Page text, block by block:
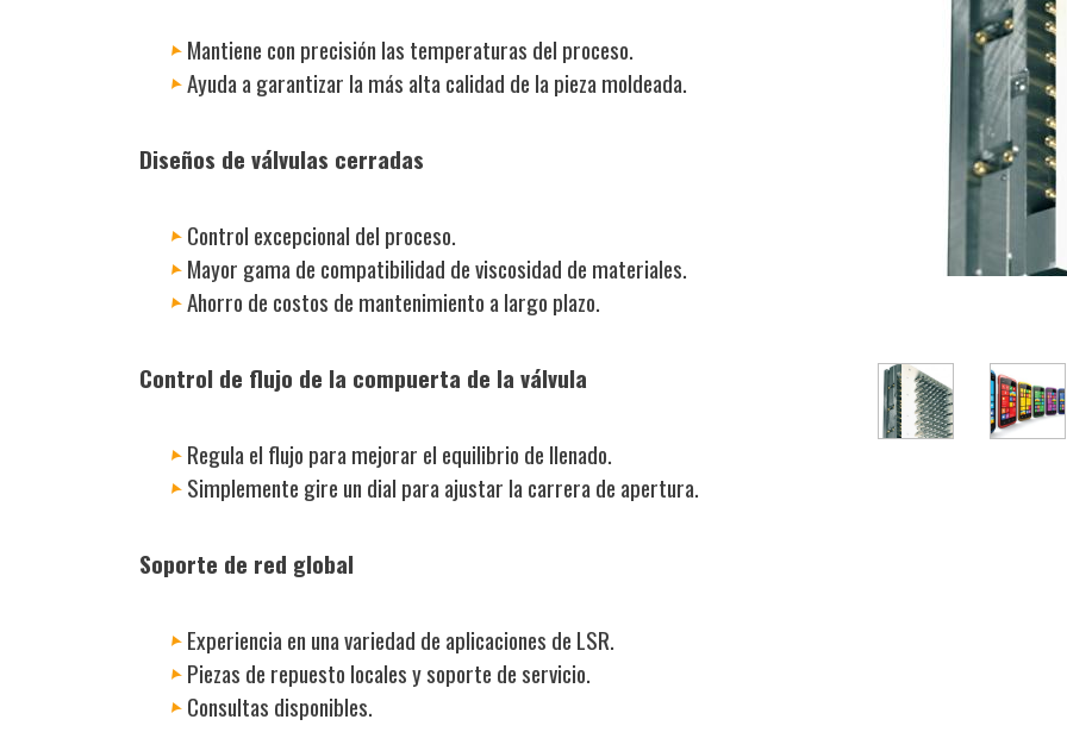
Mantiene con precisión las temperaturas del proceso.
Ayuda a garantizar la más alta calidad de la pieza moldeada.
Diseños de válvulas cerradas
Control excepcional del proceso.
Mayor gama de compatibilidad de viscosidad de materiales.
Ahorro de costos de mantenimiento a largo plazo.
Control de flujo de la compuerta de la válvula
Regula el flujo para mejorar el equilibrio de llenado.
Simplemente gire un dial para ajustar la carrera de apertura.
Soporte de red global
Experiencia en una variedad de aplicaciones de LSR.
Piezas de repuesto locales y soporte de servicio.
Consultas disponibles.